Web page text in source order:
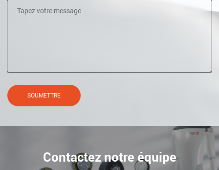
SOUMETTRE
Contactez notre équipe